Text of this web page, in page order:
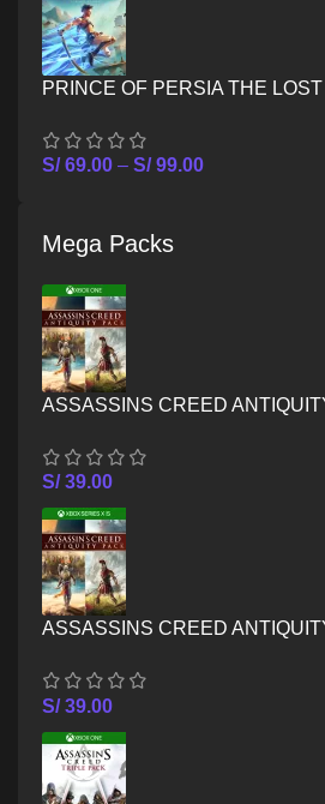
PRINCE OF PERSIA THE
S/69.00 – S/99.00
Mega Packs
ASSASSINS CREED
S/39.00
ASSASSINS CREED
S/39.00